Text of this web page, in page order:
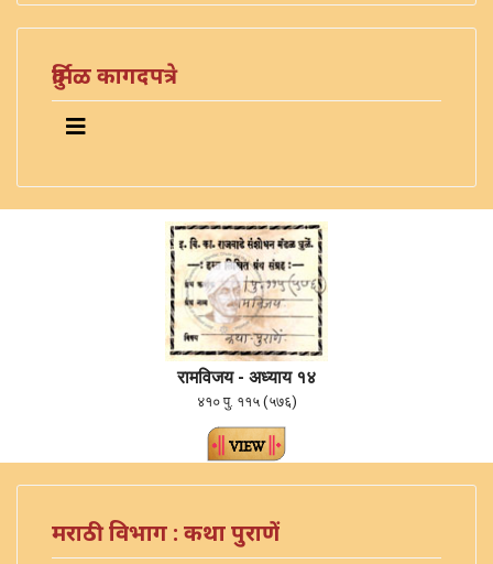
दुर्मिळ कागदपत्रे
रामविजय - अध्याय १४
४१० पु. ११५ (५७६)
मराठी विभाग : कथा पुराणें